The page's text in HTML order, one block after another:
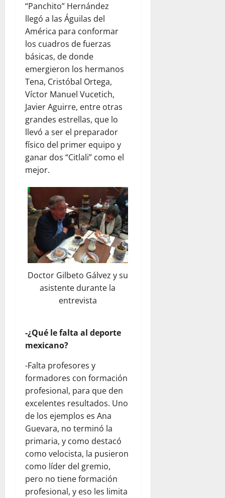
“Panchito” Hernández
llegó a las Águilas del
América para conformar
los cuadros de fuerzas
básicas, de donde
emergieron los hermanos
Tena, Cristóbal Ortega,
Víctor Manuel Vucetich,
Javier Aguirre, entre otras
grandes estrellas, que lo
llevó a ser el preparador
físico del primer equipo y
ganar dos “Citlali” como el
mejor.
Doctor Gilbeto Gálvez y su
asistente durante la
entrevista
-¿Qué le falta al deporte
mexicano?
-Falta profesores y
formadores con formación
profesional, para que den
excelentes resultados. Uno
de los ejemplos es Ana
Guevara, no terminó la
primaria, y como destacó
como velocista, la pusieron
como líder del gremio,
pero no tiene formación
profesional, y eso les limita